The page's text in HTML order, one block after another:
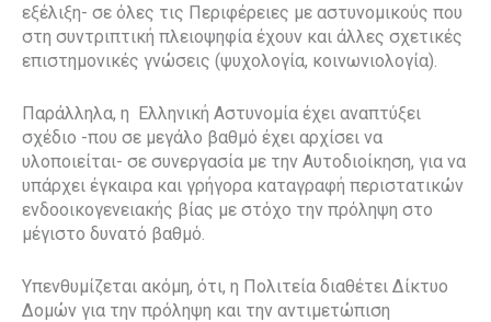
εξέλιξη- σε όλες τις Περιφέρειες με αστυνομικούς που
στη συντριπτική πλειοψηφία έχουν και άλλες σχετικές
επιστημονικές γνώσεις (ψυχολογία, κοινωνιολογία).
Παράλληλα, η Ελληνική Αστυνομία έχει αναπτύξει
σχέδιο -που σε μεγάλο βαθμό έχει αρχίσει να
υλοποιείται- σε συνεργασία με την Αυτοδιοίκηση, για να
υπάρχει έγκαιρα και γρήγορα καταγραφή περιστατικών
ενδοοικογενειακής βίας με στόχο την πρόληψη στο
μέγιστο δυνατό βαθμό.
Υπενθυμίζεται ακόμη, ότι, η Πολιτεία διαθέτει Δίκτυο
Δομών για την πρόληψη και την αντιμετώπιση